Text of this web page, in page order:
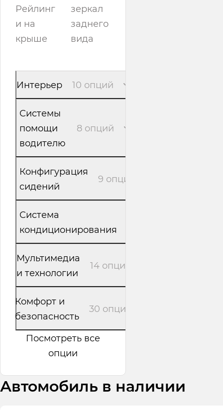
Рейлинг
и на
крыше
зеркал
заднего
вида
Интерьер 10 опций
Системы
помощи
водителю
8 опций
Конфигурация
сидений
9 опций
Система
кондиционирования
Мультимедиа
и технологии
14 опций
Комфорт и
безопасность
30 опций
Посмотреть все
опции
Автомобиль в наличии